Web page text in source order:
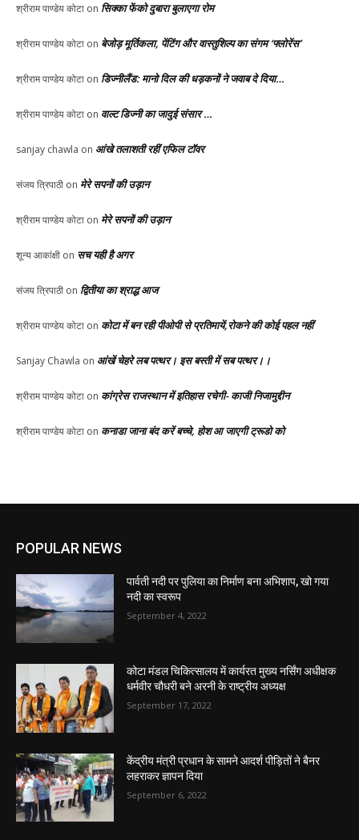
श्रीराम पाण्डेय कोटा on सिक्का फेंको दुबारा बुलाएगा रोम
श्रीराम पाण्डेय कोटा on बेजोड़ मूर्तिकला, पेंटिंग और वास्तुशिल्प का संगम ‘फ्लोरेंस’
श्रीराम पाण्डेय कोटा on डिज्नीलैंड: मानो दिल की धड़कनों ने जवाब दे दिया…
श्रीराम पाण्डेय कोटा on वाल्ट डिज्नी का जादुई संसार …
sanjay chawla on आंखे तलाशती रहीं एफिल टॉवर
संजय त्रिपाठी on मेरे सपनों की उड़ान
श्रीराम पाण्डेय कोटा on मेरे सपनों की उड़ान
शून्य आकांक्षी on सच यही है अगर
संजय त्रिपाठी on द्वितीया का श्राद्ध आज
श्रीराम पाण्डेय कोटा on कोटा में बन रही पीओपी से प्रतिमायें,रोकने की कोई पहल नहीं
Sanjay Chawla on आंखें चेहरे लब पत्थर। इस बस्ती में सब पत्थर।।
श्रीराम पाण्डेय कोटा on कांग्रेस राजस्थान में इतिहास रचेगी- काजी निजामुद्दीन
श्रीराम पाण्डेय कोटा on कनाडा जाना बंद करें बच्चे, होश आ जाएगी ट्रूडो को
POPULAR NEWS
पार्वती नदी पर पुलिया का निर्माण बना अभिशाप, खो गया
नदी का स्वरूप
September 4, 2022
कोटा मंडल चिकित्सालय में कार्यरत मुख्य नर्सिंग अधीक्षक
धर्मवीर चौधरी बने अरनी के राष्ट्रीय अध्यक्ष
September 17, 2022
केंद्रीय मंत्री प्रधान के सामने आदर्श पीड़ितों ने बैनर
लहराकर ज्ञापन दिया
September 6, 2022